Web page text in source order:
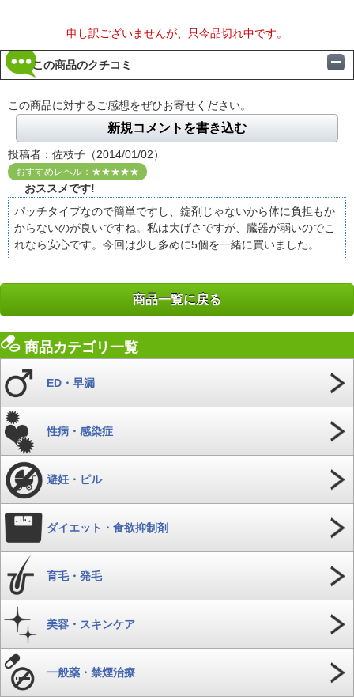
申し訳ございませんが、只今品切れ中です。
この商品のクチコミ
この商品に対するご感想をぜひお寄せください。
新規コメントを書き込む
投稿者：佐枝子（2014/01/02）
おすすめレベル：★★★★★
おススメです!
パッチタイプなので簡単ですし、錠剤じゃないから体に負担もか
からないのが良いですね。私は大げさですが、臓器が弱いのでこ
れなら安心です。今回は少し多めに5個を一緒に買いました。
商品一覧に戻る
商品カテゴリ一覧
ED・早漏
性病・感染症
避妊・ピル
ダイエット・食欲抑制剤
育毛・発毛
美容・スキンケア
一般薬・禁煙治療